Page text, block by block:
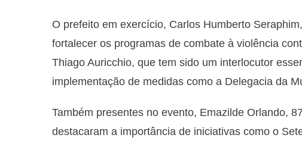
O prefeito em exercício, Carlos Humberto
fortalecer os programas de combate à violência
Thiago Auricchio, que tem sido um interlocutor
implementação de medidas como a Delegacia da
Também presentes no evento, Emazilde Orlando,
destacaram a importância de iniciativas como o